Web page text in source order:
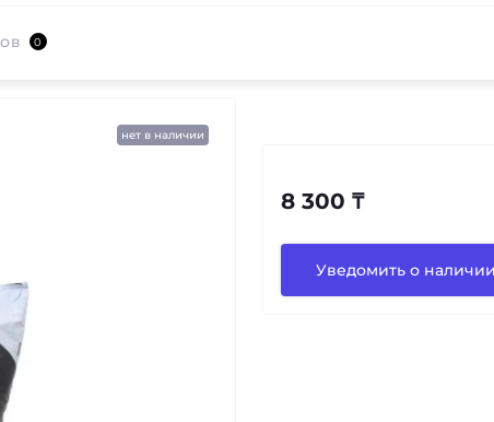
0
нет в наличии
8 300 ₸
Уведомить о